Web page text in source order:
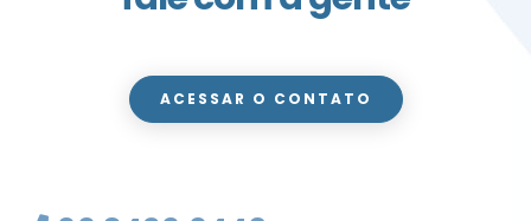
ACESSAR O CONTATO